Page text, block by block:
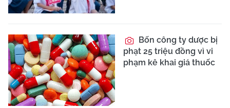
Bốn công ty dược bị
phạt 25 triệu đồng vì vi
phạm kê khai giá thuốc